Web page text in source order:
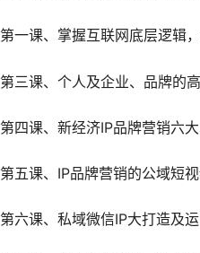
第一课、掌握互联网底层逻辑
第三课、个人及企业、品牌的
第四课、新经济IP品牌营销六
第五课、IP品牌营销的公域短
第六课、私域微信IP大打造及